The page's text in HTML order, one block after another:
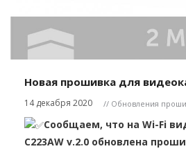
Новая прошивка для
14 декабря 2020 // Обновления
Сообщаем, что на Wi-Fi
C223AW v.2.0 обновлена